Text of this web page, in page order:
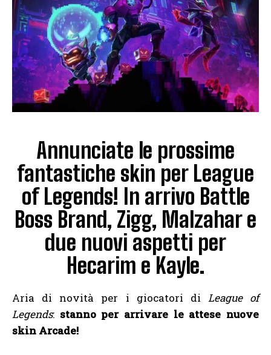
Annunciate le prossime
fantastiche skin per League
of Legends! In arrivo Battle
Boss Brand, Zigg, Malzahar e
due nuovi aspetti per
Hecarim e Kayle.
Aria di novità per i giocatori di League of
Legends: stanno per arrivare le attese nuove
skin Arcade!